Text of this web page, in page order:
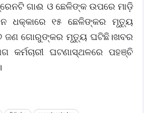
ଗାଈ ଓ ଛେଳିଙ୍କ ଉପରେ ମାଡ଼ି
ଧକ୍କାରେ ୧୫ ଛେଳିଙ୍କର ମୃତ୍ୟୁ
ଜଣ ଗୋରୁଙ୍କର ମୃତ୍ୟୁ ଘଟିଛି।ଖବର
କର୍ମଚାରୀ ଘଟଣାସ୍ଥଳରେ ପହଞ୍ଚି